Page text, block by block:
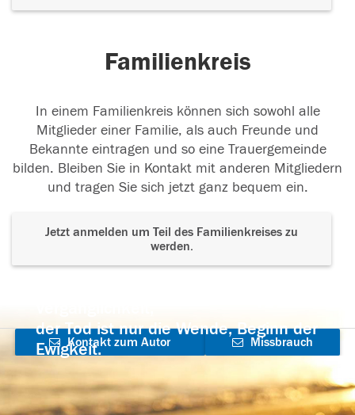
Familienkreis
In einem Familienkreis können sich sowohl alle
Mitglieder einer Familie, als auch Freunde und
Bekannte eintragen und so eine Trauergemeinde
bilden. Bleiben Sie in Kontakt mit anderen Mitgliedern
und tragen Sie sich jetzt ganz bequem ein.
Jetzt anmelden um Teil des Familienkreises zu
werden.
der Tod ist nur die Wende, Beginn der
Ewigkeit.
Kontakt zum Autor
aufnehmen
Missbrauch